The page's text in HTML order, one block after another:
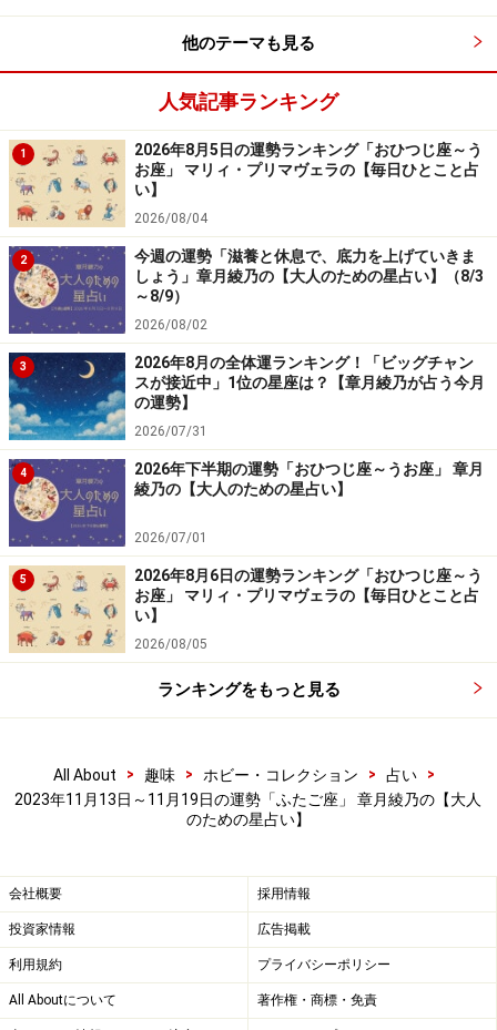
他のテーマも見る
人気記事ランキング
1
2026年8月5日の運勢ランキング「おひつじ座～う
お座」 マリィ・プリマヴェラの【毎日ひとこと占
い】
2026/08/04
2
今週の運勢「滋養と休息で、底力を上げていきま
しょう」章月綾乃の【大人のための星占い】（8/3
～8/9）
2026/08/02
3
2026年8月の全体運ランキング！「ビッグチャン
スが接近中」1位の星座は？【章月綾乃が占う今月
の運勢】
2026/07/31
4
2026年下半期の運勢「おひつじ座～うお座」 章月
綾乃の【大人のための星占い】
2026/07/01
5
2026年8月6日の運勢ランキング「おひつじ座～う
お座」 マリィ・プリマヴェラの【毎日ひとこと占
い】
2026/08/05
ランキングをもっと見る
All About > 趣味 > ホビー・コレクション > 占い
>
2023年11月13日～11月19日の運勢「ふたご座」 章月綾乃の【大人
のための星占い】
会社概要 採用情報
投資家情報 広告掲載
利用規約 プライバシーポリシー
All Aboutについて 著作権・商標・免責